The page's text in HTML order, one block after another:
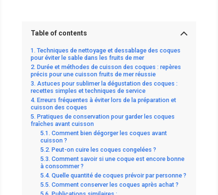
Table of contents
Techniques de nettoyage et dessablage des coques
pour éviter le sable dans les fruits de mer
Durée et méthodes de cuisson des coques : repères
précis pour une cuisson fruits de mer réussie
Astuces pour sublimer la dégustation des coques :
recettes simples et techniques de service
Erreurs fréquentes à éviter lors de la préparation et
cuisson des coques
Pratiques de conservation pour garder les coques
fraîches avant cuisson
Comment bien dégorger les coques avant
cuisson ?
Peut-on cuire les coques congelées ?
Comment savoir si une coque est encore bonne
à consommer ?
Quelle quantité de coques prévoir par personne ?
Comment conserver les coques après achat ?